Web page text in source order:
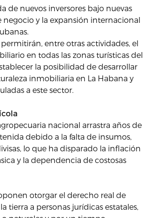
de nuevos inversores bajo nuevas
negocio y la expansión internacional
entre otras actividades, el
en todas las zonas turísticas del
la posibilidad de desarrollar
inmobiliaria en La Habana y
a este sector.
nacional arrastra años de
debido a la falta de insumos,
lo que ha disparado la inflación
y la dependencia de costosas
otorgar el derecho real de
tierra a personas jurídicas estatales,